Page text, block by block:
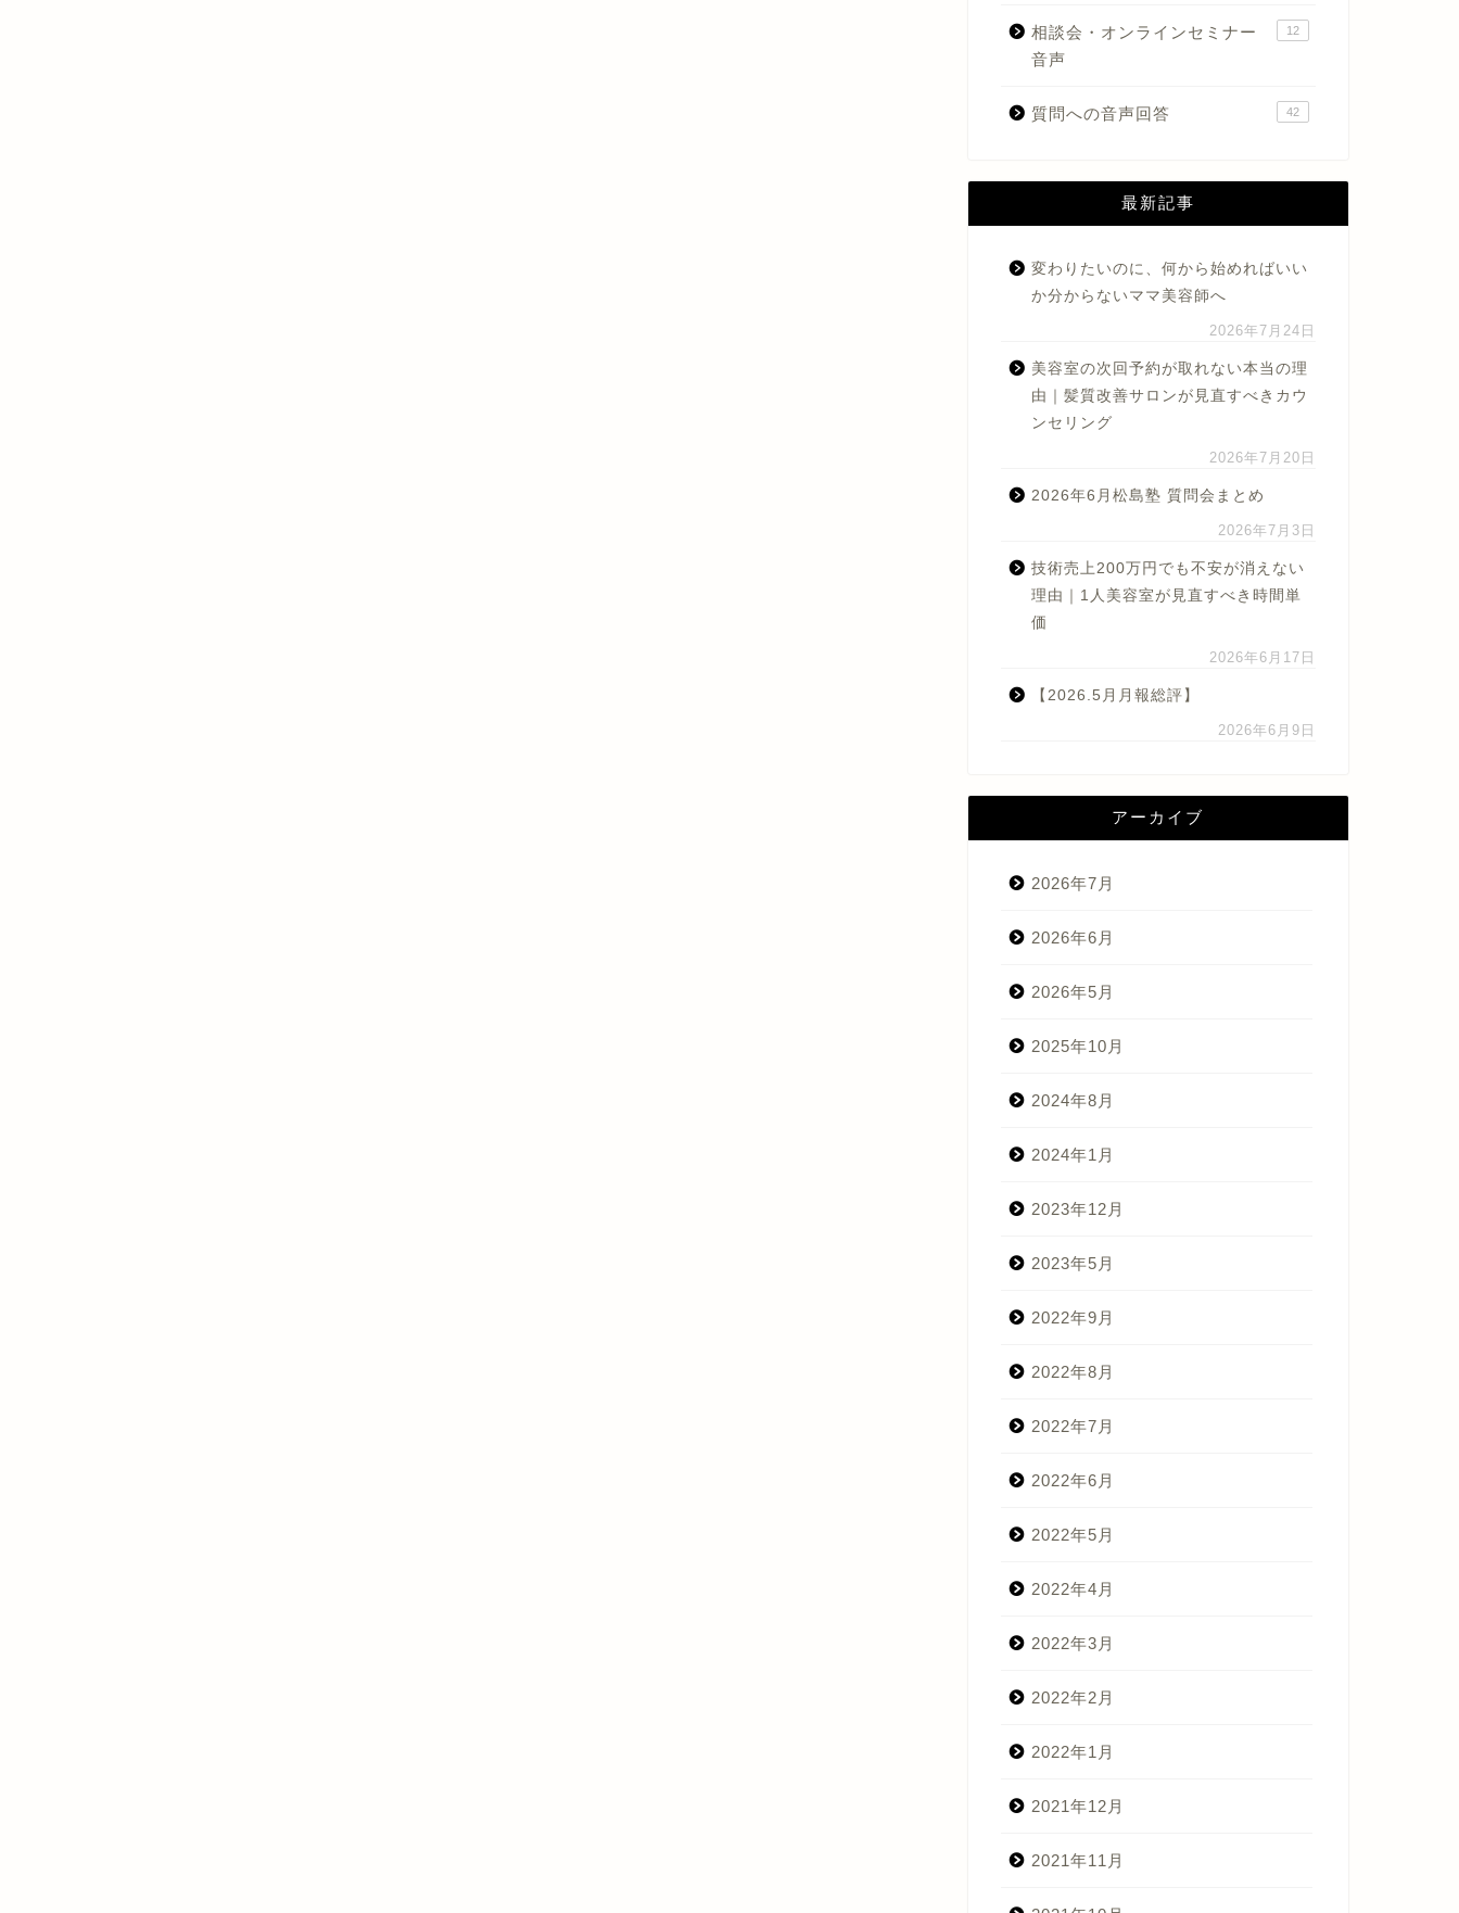
相談会・オンラインセミナー
音声
12
質問への音声回答 42
最新記事
変わりたいのに、何から始めればいい
か分からないママ美容師へ
2026年7月24日
美容室の次回予約が取れない本当の理
由｜髪質改善サロンが見直すべきカウ
ンセリング
2026年7月20日
2026年6月松島塾 質問会まとめ
2026年7月3日
技術売上200万円でも不安が消えない
理由｜1人美容室が見直すべき時間単
価
2026年6月17日
【2026.5月月報総評】
2026年6月9日
アーカイブ
2026年7月
2026年6月
2026年5月
2025年10月
2024年8月
2024年1月
2023年12月
2023年5月
2022年9月
2022年8月
2022年7月
2022年6月
2022年5月
2022年4月
2022年3月
2022年2月
2022年1月
2021年12月
2021年11月